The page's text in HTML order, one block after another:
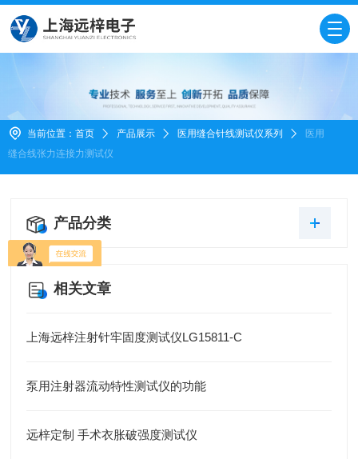
当前位置： 首页 产品展示 医用缝合针线测试仪系列
医用
缝合线张力连接力测试仪
产品分类
相关文章
上海远梓注射针牢固度测试仪LG15811-C
泵用注射器流动特性测试仪的功能
远梓定制 手术衣胀破强度测试仪